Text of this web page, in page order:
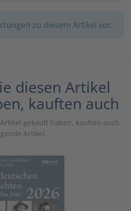
zu diesem Artikel vor.
diesen Artikel
kauften auch
gekauft haben, kauften auch
Artikel.